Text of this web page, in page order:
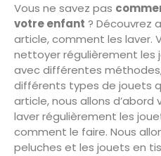
Vous ne savez pas
votre enfant ? Découvrez
article, comment les laver.
nettoyer régulièrement
avec différentes
différents types de jouets
article, nous allons d’abord
laver régulièrement les
comment le faire. Nous
peluches et les jouets en